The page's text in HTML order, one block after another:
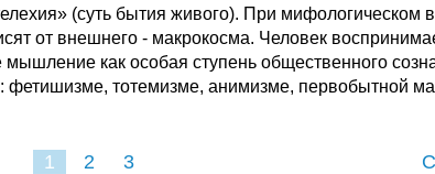
(суть бытия живого). При мифологическом
от внешнего - макрокосма. Человек
как особая ступень общественного
тотемизме, анимизме, первобытной
1 2 3